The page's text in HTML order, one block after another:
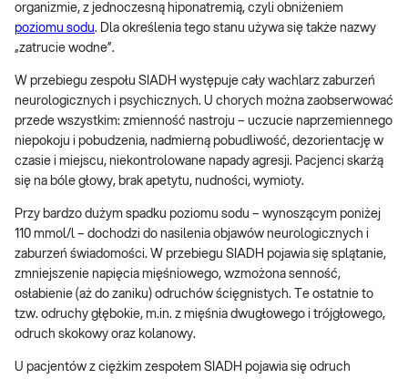
organizmie, z jednoczesną hiponatremią, czyli obniżeniem
poziomu sodu. Dla określenia tego stanu używa się także nazwy
„zatrucie wodne”.
W przebiegu zespołu SIADH występuje cały wachlarz zaburzeń
neurologicznych i psychicznych. U chorych można zaobserwować
przede wszystkim: zmienność nastroju – uczucie naprzemiennego
niepokoju i pobudzenia, nadmierną pobudliwość, dezorientację w
czasie i miejscu, niekontrolowane napady agresji. Pacjenci skarżą
się na bóle głowy, brak apetytu, nudności, wymioty.
Przy bardzo dużym spadku poziomu sodu – wynoszącym poniżej
110 mmol/l – dochodzi do nasilenia objawów neurologicznych i
zaburzeń świadomości. W przebiegu SIADH pojawia się splątanie,
zmniejszenie napięcia mięśniowego, wzmożona senność,
osłabienie (aż do zaniku) odruchów ścięgnistych. Te ostatnie to
tzw. odruchy głębokie, m.in. z mięśnia dwugłowego i trójgłowego,
odruch skokowy oraz kolanowy.
U pacjentów z ciężkim zespołem SIADH pojawia się odruch